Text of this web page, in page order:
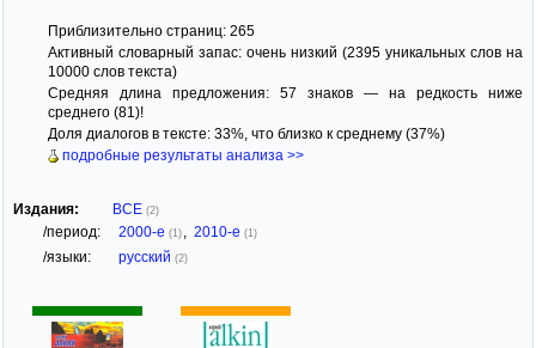
Приблизительно страниц: 265
Активный словарный запас: очень низкий (2395 уникальных слов на
10000 слов текста)
Средняя длина предложения: 57 знаков — на редкость ниже
среднего (81)!
Доля диалогов в тексте: 33%, что близко к среднему (37%)
подробные результаты анализа >>
Издания: ВСЕ (2)
/период: 2000-е (1) 2010-е (1)
/языки: русский (2)